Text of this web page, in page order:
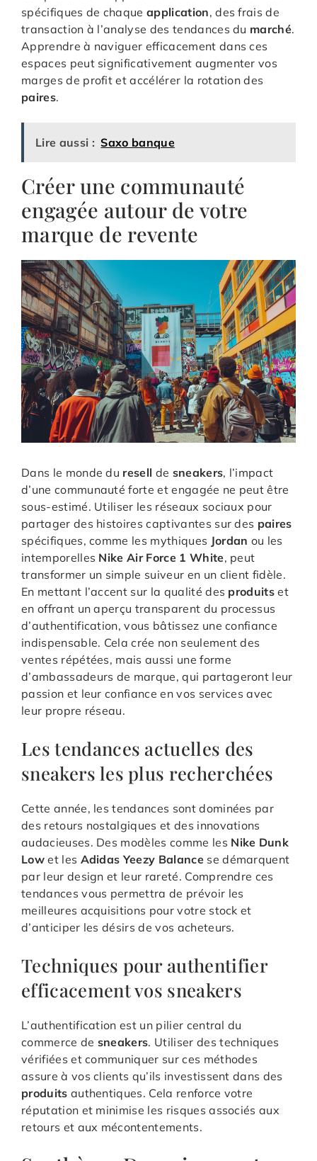
spécifiques de chaqueapplication, des frais de
transaction à l’analyse des tendances du marché.
Apprendre à naviguer efficacement dans ces
espaces peut significativement augmenter vos
marges de profit et accélérer la rotation des
paires.
Lire aussi : Saxo banque
Créer une communauté
engagée autour de votre
marque de revente
Dans le monde du resell de sneakers, l’impact
d’une communauté forte et engagée ne peut être
sous-estimé. Utiliser les réseaux sociaux pour
partager des histoires captivantes sur des paires
spécifiques, comme les mythiques Jordan ou les
intemporelles Nike Air Force 1 White, peut
transformer un simple suiveur en un client fidèle.
En mettant l’accent sur la qualité des produits et
en offrant un aperçu transparent du processus
d’authentification, vous bâtissez une confiance
indispensable. Cela crée non seulement des
ventes répétées, mais aussi une forme
d’ambassadeurs de marque, qui partageront leur
passion et leur confiance en vos services avec
leur propre réseau.
Les tendances actuelles des
sneakers les plus recherchées
Cette année, les tendances sont dominées par
des retours nostalgiques et des innovations
audacieuses. Des modèles comme les Nike Dunk
Lowet les Adidas Yeezy Balancese démarquent
par leur design et leur rareté. Comprendre ces
tendances vous permettra de prévoir les
meilleures acquisitions pour votre stock et
d’anticiper les désirs de vos acheteurs.
Techniques pour authentifier
efficacement vos sneakers
L’authentification est un pilier central du
commerce de sneakers. Utiliser des techniques
vérifiées et communiquer sur ces méthodes
assure à vos clients qu’ils investissent dans des
produits authentiques. Cela renforce votre
réputation et minimise les risques associés aux
retours et aux mécontentements.